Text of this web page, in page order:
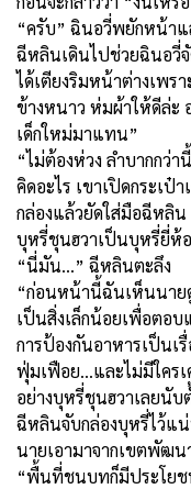
“ครับ” ฉินอวี่พยักหน้าแ
ฉีหลินเดินไปช่วยฉินอวี่จั
ได้เตียงริมหน้าต่างเพร
ข้างหนาว ห่มผ้าให้ดีล่ะ
เด็กใหม่มาแทน”
“ไม่ต้องห่วง ลำบากกว่
คิดอะไร เขาเปิดกระเ
กล่องแล้วยัดใส่มือฉีหลิน
บุหรี่ชุนฮวาเป็นบุหรี่ยี่ห้
“นี่มัน...” ฉีหลินตะลึง
“ก่อนหน้านี้ฉันเห็นนาย
เป็นสิ่งเล็กน้อยเพื่อตอ
การป้องกันอาหารเป็นเ
ฟุ่มเฟือย...และไม่มีใคร
อย่างบุหรี่ชุนฮวาเลยนั
ฉีหลินจับกล่องบุหรี่ไว้แ
นายเอามาจากเขตพัฒ
“พื้นที่ชนบทก็มีประโย